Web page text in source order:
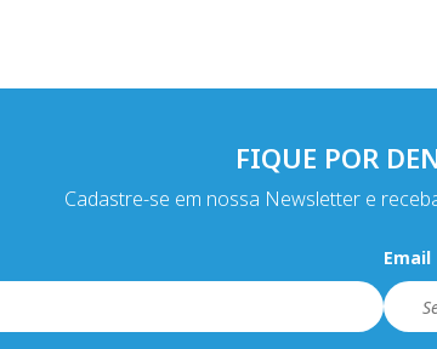
FIQUE POR
Cadastre-se em nossa Newsletter e
Email